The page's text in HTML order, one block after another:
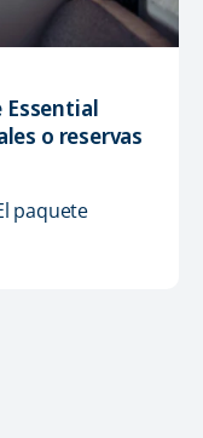
Essential
o reservas
paquete